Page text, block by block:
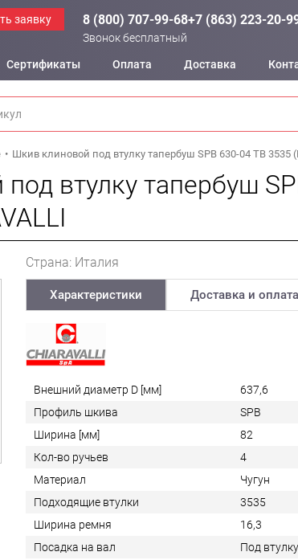
заявку 8 (800) 707-99-68+7 (863) 223-20-
Звонок бесплатный
Сертификаты Оплата Доставка
Шкив клиновой под втулку тапербуш SPB 630-04 TB 3535
втулку тапербуш
Страна: Италия
Характеристики Доставка и оплата
Внешний диаметр D [мм]
637,6
Профиль шкива
SPB
Ширина [мм]
82
Кол-во ручьев
4
Материал
Чугун
Подходящие втулки
3535
Ширина ремня
16,3
Посадка на вал
Под